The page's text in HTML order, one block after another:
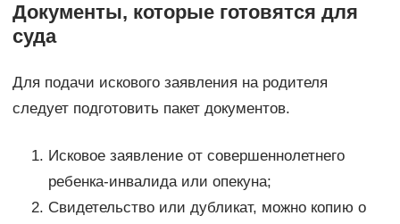
Документы, которые готовятся для
суда
Для подачи искового заявления на родителя
следует подготовить пакет документов.
Исковое заявление от совершеннолетнего
ребенка-инвалида или опекуна;
Свидетельство или дубликат, можно копию о